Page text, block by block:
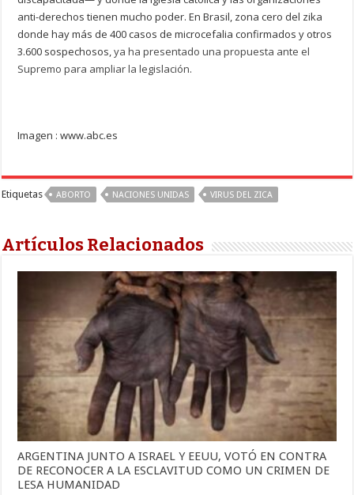
anti-derechos tienen mucho poder. En Brasil, zona cero del zika
donde hay más de 400 casos de microcefalia confirmados y otros
3.600 sospechosos,ya ha presentado una propuesta ante el
Supremo para ampliar la legislación.
Imagen : www.abc.es
Etiquetas ABORTO NACIONES UNIDAS VIRUS DEL ZICA
Artículos Relacionados
ARGENTINA JUNTO A ISRAEL Y EEUU, VOTÓ EN CONTRA
DE RECONOCER A LA ESCLAVITUD COMO UN CRIMEN DE
LESA HUMANIDAD